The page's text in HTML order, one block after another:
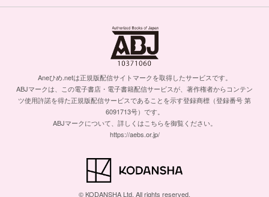
Aneひめ.netは正規版配信サイトマークを取得したサービスです。
ABJマークは、この電子書店・電子書籍配信サービスが、著作権者からコンテン
ツ使用許諾を得た正規版配信サービスであることを示す登録商標（登録番号 第
6091713号）です。
ABJマークについて、詳しくはこちらを御覧ください。
https://aebs.or.jp/
© KODANSHA Ltd. All rights reserved.